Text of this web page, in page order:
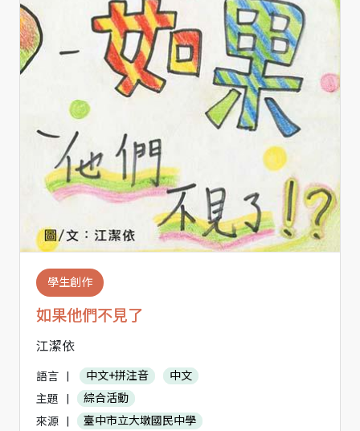
學生創作
如果他們不見了
江潔依
語言 | 中文+拼注音
中文
主題
|
綜合活動
來源
| 臺中市立大墩國民中學